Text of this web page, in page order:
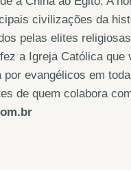
civilizações da
pelas elites
a Igreja Católica
por evangélicos em
de quem colabora